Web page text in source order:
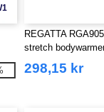
REGATTA
stretch
298,15 kr